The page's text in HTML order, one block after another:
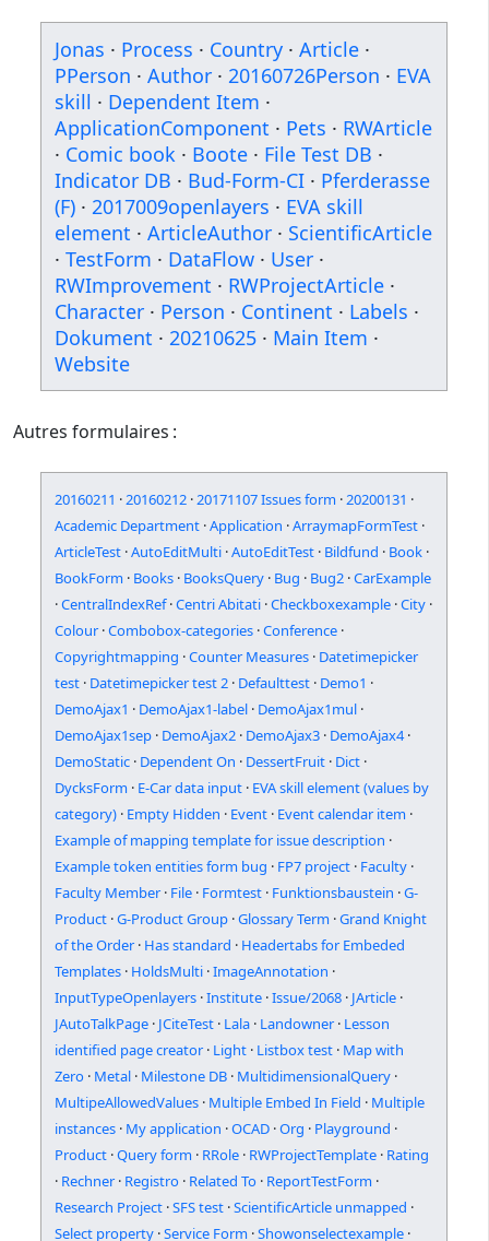
Jonas · Process · Country · Article ·
PPerson · Author · 20160726Person · EVA
skill · Dependent Item ·
ApplicationComponent · Pets · RWArticle
· Comic book · Boote · File Test DB ·
Indicator DB · Bud-Form-CI · Pferderasse
(F) · 2017009openlayers · EVA skill
element · ArticleAuthor · ScientificArticle
· TestForm · DataFlow · User ·
RWImprovement · RWProjectArticle ·
Character · Person · Continent · Labels ·
Dokument · 20210625 · Main Item ·
Website
Autres formulaires :
20160211 ·20160212 ·20171107 Issues form ·20200131 ·
Academic Department ·Application ·ArraymapFormTest ·
ArticleTest ·AutoEditMulti ·AutoEditTest · Bildfund · Book ·
BookForm · Books · BooksQuery · Bug · Bug2 ·CarExample
·CentralIndexRef ·Centri Abitati ·Checkboxexample ·City ·
Colour ·Combobox-categories ·Conference ·
Copyrightmapping ·Counter Measures · Datetimepicker
test · Datetimepicker test 2 · Defaulttest · Demo1 ·
DemoAjax1 · DemoAjax1-label · DemoAjax1mul ·
DemoAjax1sep · DemoAjax2 · DemoAjax3 · DemoAjax4 ·
DemoStatic · Dependent On · DessertFruit · Dict ·
DycksForm · E-Car data input · EVA skill element (values by
category) · Empty Hidden · Event · Event calendar item ·
Example of mapping template for issue description ·
Example token entities form bug · FP7 project · Faculty ·
Faculty Member · File · Formtest · Funktionsbaustein ·G-
Product ·G-Product Group ·Glossary Term ·Grand Knight
of the Order · Has standard · Headertabs for Embeded
Templates · HoldsMulti ·ImageAnnotation ·
InputTypeOpenlayers ·Institute ·Issue/2068 · JArticle ·
JAutoTalkPage · JCiteTest · Lala · Landowner · Lesson
identified page creator · Light · Listbox test · Map with
Zero · Metal · Milestone DB · MultidimensionalQuery ·
MultipeAllowedValues · Multiple Embed In Field · Multiple
instances · My application ·OCAD ·Org · Playground ·
Product ·Query form · RRole · RWProjectTemplate · Rating
· Rechner · Registro · Related To · ReportTestForm ·
Research Project ·SFS test ·ScientificArticle unmapped ·
Select property ·Service Form ·Showonselectexample ·